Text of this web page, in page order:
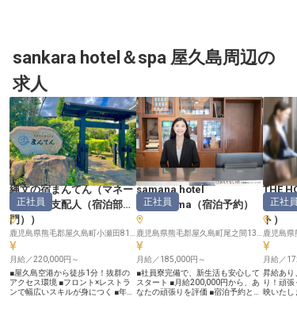
島の豊かな自然に抱かれた特別な場
所です。 ここでは、お客様に心か
ます。 スパセラピストとして、ボ
ディ、フェイス、タラソセラピーな
ど、多岐にわたるトリートメントを
通じて、お客様一人ひとりに合わせ
た最高のおもてなしを届けます。
屋久島の恵みを感じながら、お客様
の心身を深く癒す、やりがいのある
お仕事です。 自然と調和した空間
で、あなたのおもてなしの心を存分
に発揮してください。 ーー【安心
して長く働ける環境とキャリアアッ
プ】 当ホテルでは、社員一人ひと
りが安心して長く働ける環境を大切
にしています。 社会保険完備はも
ちろん、社員寮や資格取得支援制度
など、あなたのキャリアアップをサ
ポートする制度が充実しています。
経験者の方は優遇し、これまでのス
キルを存分に活かせる場を提供。
接客経験があれば未経験の方も歓迎
します。 屋久島という特別な場所
で、お客様に寄り添い、共に成長で
きる仲間を心よりお待ちしておりま
ます。そんな神聖な場所に身を置
き、どこまでも広がる青空の下で自
を用意してご応募お待ちしておりま
す。 【この企業・施設について】
この世の中に「ウェルビーイング」
の魅力を伝えるために、ホテル・ト
ラベル事業で発展し続けながら、ウ
ェルネスリゾートホテルとしてのリ
ーディングカンパニーになることを
目指している当社。「健康になれる
ホテル」「健康になるために旅をす
る」という価値観を広げながら、お
客様と話す機会を増やして滞在中の
安心感もお届けしています。ここ奄
美大島でしか生まれない、感動の
「SCENE」をあなたの手で提供し
てみませんか？
sankara hotel＆spa 屋久島周辺の
求人
縄文の宿まんてん（マネー
ジャー・支配人（宿泊部
門）
）
正社員
月給／220,000円～
■屋久島空港から徒歩1分！抜群の
アクセス環境 ■フロント×レストラ
ンで幅広いスキルが身につく ■年間
samana hotel
Yakushima （宿泊予約）
正社員
月給／185,000円～
■社員寮完備で、新生活も安心して
スタート ■月給200,000円から、あ
なたの頑張りを評価 ■宿泊予約とフ
THE
ト ）
正社員
月給／
昇給あり
り！頑
映いたし